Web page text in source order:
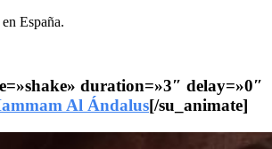
España.
duration=»3″ delay=»0″
Al Ándalus[/su_animate]